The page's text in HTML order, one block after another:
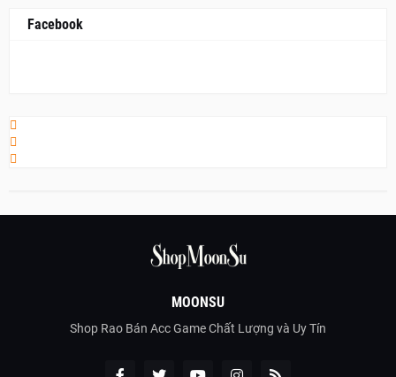
Facebook
MOONSU
Shop Rao Bán Acc Game Chất Lượng và Uy Tín